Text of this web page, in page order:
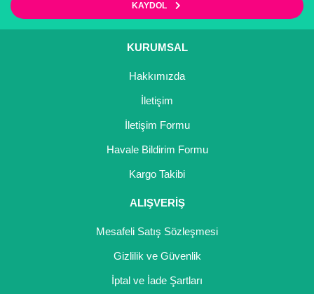
KAYDOL
KURUMSAL
Hakkımızda
İletişim
İletişim Formu
Havale Bildirim Formu
Kargo Takibi
ALIŞVERİŞ
Mesafeli Satış Sözleşmesi
Gizlilik ve Güvenlik
İptal ve İade Şartları